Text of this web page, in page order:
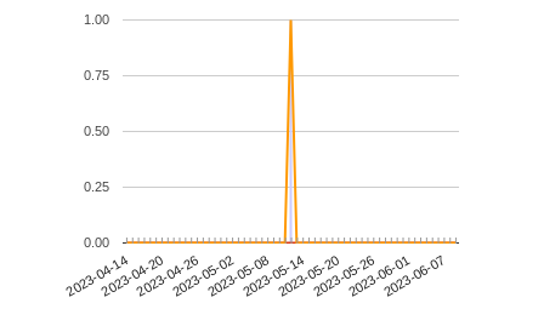
2023-04-142023-04-202023-04-262023-05-022023-05-082023-05-142023-05-202023-05-262023-06-012023-06-07
0.00
0.25
0.50
0.75
1.00